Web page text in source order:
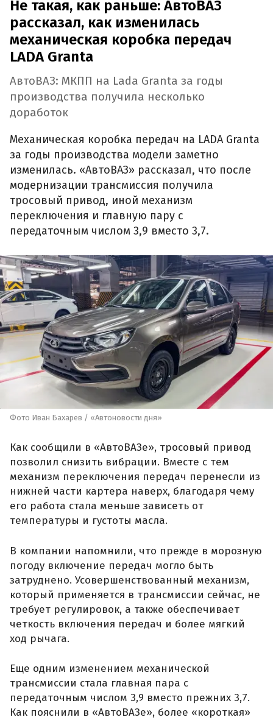
Не такая, как раньше: АвтоВАЗ
рассказал, как изменилась
механическая коробка передач
LADA Granta
АвтоВАЗ: МКПП на Lada Granta за годы
производства получила несколько
доработок
Механическая коробка передач на LADA Granta
за годы производства модели заметно
изменилась. «АвтоВАЗ» рассказал, что после
модернизации трансмиссия получила
тросовый привод, иной механизм
переключения и главную пару с
передаточным числом 3,9 вместо 3,7.
Фото Иван Бахарев / «Автоновости дня»
Как сообщили в «АвтоВАЗе», тросовый привод
позволил снизить вибрации. Вместе с тем
механизм переключения передач перенесли из
нижней части картера наверх, благодаря чему
его работа стала меньше зависеть от
температуры и густоты масла.
В компании напомнили, что прежде в морозную
погоду включение передач могло быть
затруднено. Усовершенствованный механизм,
который применяется в трансмиссии сейчас, не
требует регулировок, а также обеспечивает
четкость включения передач и более мягкий
ход рычага.
Еще одним изменением механической
трансмиссии стала главная пара с
передаточным числом 3,9 вместо прежних 3,7.
Как пояснили в «АвтоВАЗе», более «короткая»